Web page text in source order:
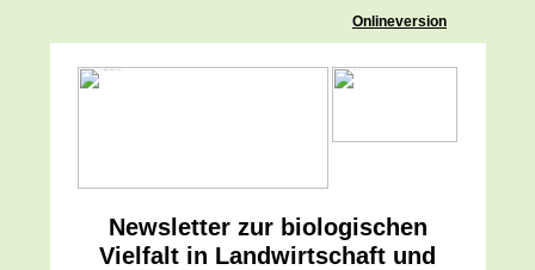
Onlineversion
Newsletter zur biologischen
Vielfalt in Landwirtschaft und